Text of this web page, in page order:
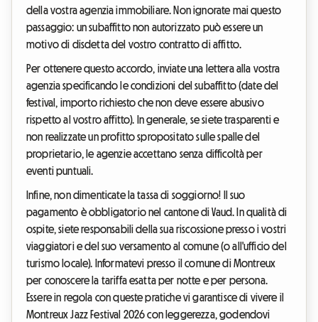
della vostra agenzia immobiliare. Non ignorate mai questo
passaggio: un subaffitto non autorizzato può essere un
motivo di disdetta del vostro contratto di affitto.
Per ottenere questo accordo, inviate una lettera alla vostra
agenzia specificando le condizioni del subaffitto (date del
festival, importo richiesto che non deve essere abusivo
rispetto al vostro affitto). In generale, se siete trasparenti e
non realizzate un profitto spropositato sulle spalle del
proprietario, le agenzie accettano senza difficoltà per
eventi puntuali.
Infine, non dimenticate la tassa di soggiorno! Il suo
pagamento è obbligatorio nel cantone di Vaud. In qualità di
ospite, siete responsabili della sua riscossione presso i vostri
viaggiatori e del suo versamento al comune (o all'ufficio del
turismo locale). Informatevi presso il comune di Montreux
per conoscere la tariffa esatta per notte e per persona.
Essere in regola con queste pratiche vi garantisce di vivere il
Montreux Jazz Festival 2026 con leggerezza, godendovi